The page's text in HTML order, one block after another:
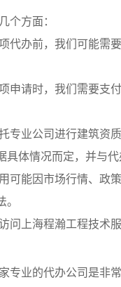
个方面：
代办前，我们可能需
申请时，我们需要支
专业公司进行建筑资
体情况而定，并与代
可能因市场行情、政
问上海程瀚工程技术服
专业的代办公司是非